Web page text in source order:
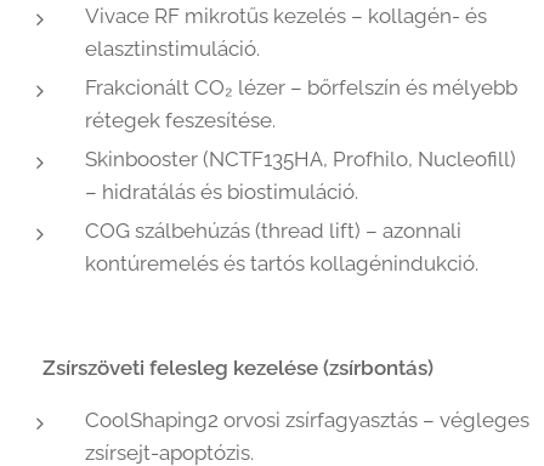
Vivace RF mikrotűs kezelés – kollagén- és
elasztinstimuláció.
Frakcionált CO₂ lézer – bőrfelszín és mélyebb
rétegek feszesítése.
Skinbooster (NCTF135HA, Profhilo, Nucleofill)
– hidratálás és biostimuláció.
COG szálbehúzás (thread lift) – azonnali
kontúremelés és tartós kollagénindukció.
Zsírszöveti felesleg kezelése (zsírbontás)
CoolShaping2 orvosi zsírfagyasztás – végleges
zsírsejt-apoptózis.